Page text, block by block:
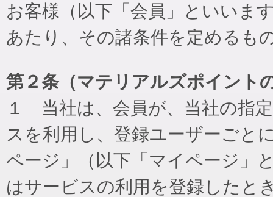
お客様（以下「会員」といいま
あたり、その諸条件を定めるも
第２条（マテリアルズポイント
１ 当社は、会員が、当社の指
スを利用し、登録ユーザーごと
ページ」（以下「マイページ」
はサービスの利用を登録したと